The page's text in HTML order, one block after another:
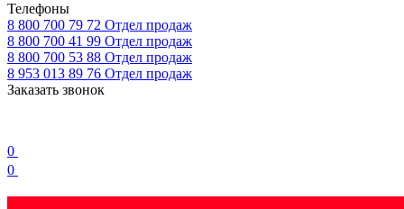
Телефоны
8 800 700 79 72 Отдел продаж
8 800 700 41 99 Отдел продаж
8 800 700 53 88 Отдел продаж
8 953 013 89 76 Отдел продаж
Заказать звонок
0
0